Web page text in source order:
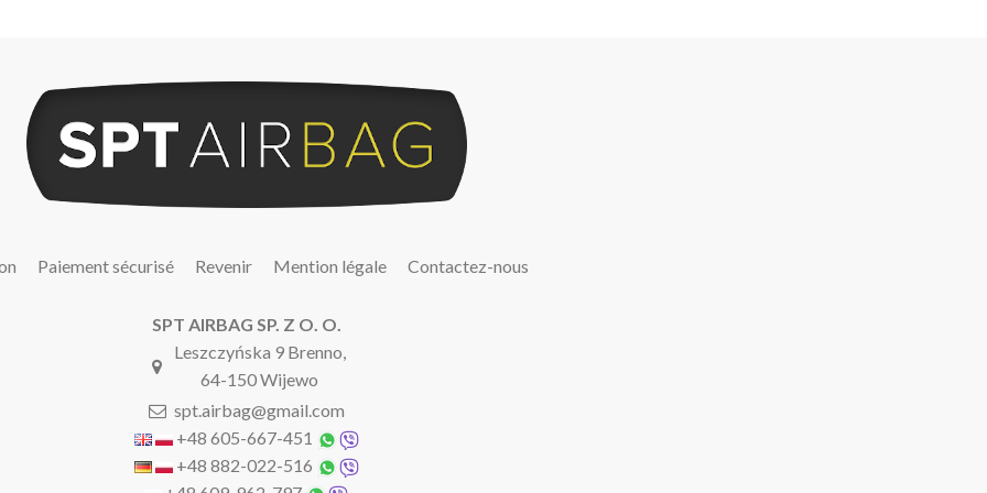
Paiement sécurisé Revenir Mention légale Contactez-nous
SPT AIRBAG SP. Z O. O.
Leszczyńska 9 Brenno,
64-150 Wijewo
spt.airbag@gmail.com
+48 605-667-451
+48 882-022-516